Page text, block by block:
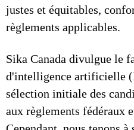
justes et équitables,
règlements applicables.
Sika Canada divulgue le
d'intelligence artificielle
sélection initiale des
aux règlements fédéraux